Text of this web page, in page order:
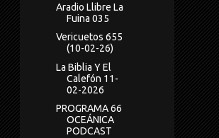
Aradio Llibre La
Fuina 035
Vericuetos 655
(10-02-26)
La Biblia Y El
Calefón 11-
02-2026
PROGRAMA 66
OCEÁNICA
PODCAST